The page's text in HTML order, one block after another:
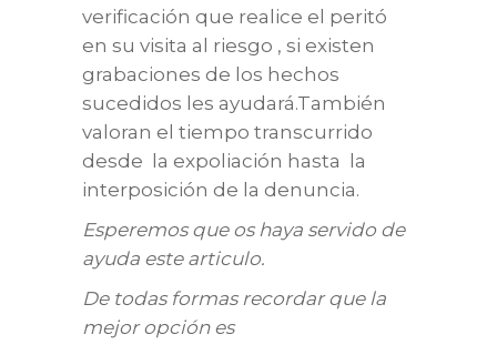
verificación que realice el peritó
en su visita al riesgo , si existen
grabaciones de los hechos
sucedidos les ayudará.También
valoran el tiempo transcurrido
desde la expoliación hasta la
interposición de la denuncia.
Esperemos que os haya servido de
ayuda este articulo.
De todas formas recordar que la
mejor opción es